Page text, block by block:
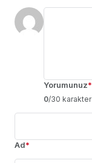
Yorumunuz*
0/30 karakter
Ad*